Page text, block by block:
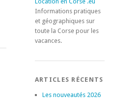
Informations pratiques
et géographiques sur
toute la Corse pour les
vacances.
ARTICLES RÉCENTS
Les nouveautés 2026